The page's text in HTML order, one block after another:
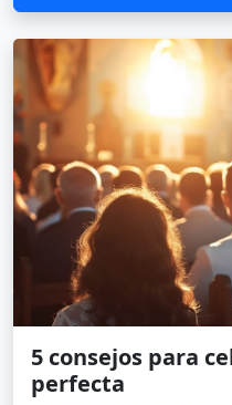
5 consejos para
perfecta